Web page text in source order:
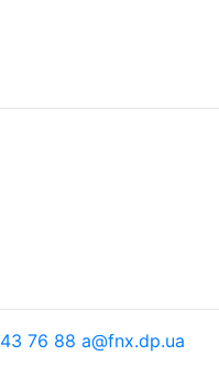
76 88 a@fnx.dp.ua